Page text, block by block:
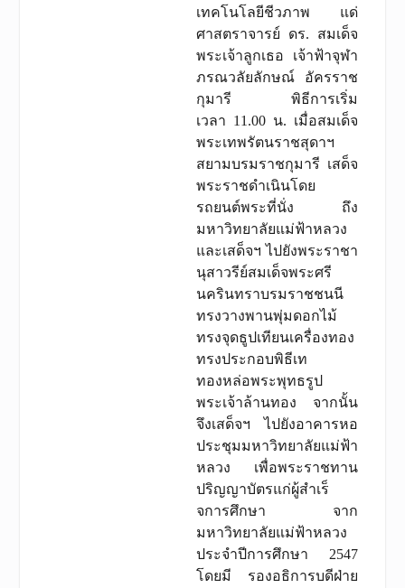
เทคโนโลยีชีวภาพ แด่
ศาสตราจารย์ ดร. สมเด็จ
พระเจ้าลูกเธอ เจ้าฟ้าจุฬา
ภรณวลัยลักษณ์ อัครราช
กุมารี พิธีการเริ่ม
เวลา 11.00 น. เมื่อสมเด็จ
พระเทพรัตนราชสุดาฯ
สยามบรมราชกุมารี เสด็จ
พระราชดําเนินโดย
รถยนต์พระที่นั่ง ถึง
มหาวิทยาลัยแม่ฟ้าหลวง
และเสด็จฯ ไปยังพระราชา
นุสาวรีย์สมเด็จพระศรี
นครินทราบรมราชชนนี
ทรงวางพานพุ่มดอกไม้
ทรงจุดธูปเทียนเครื่องทอง
ทรงประกอบพิธีเท
ทองหล่อพระพุทธรูป
พระเจ้าล้านทอง จากนั้น
จึงเสด็จฯ ไปยังอาคารหอ
ประชุมมหาวิทยาลัยแม่ฟ้า
หลวง เพื่อพระราชทาน
ปริญญาบัตรแก่ผู้สําเร็
จการศึกษา จาก
มหาวิทยาลัยแม่ฟ้าหลวง
ประจําปีการศึกษา 2547
โดยมี รองอธิการบดีฝ่าย